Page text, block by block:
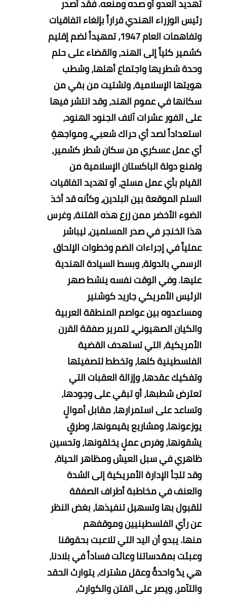
تهديد العدو أو صده ومنعه.فقد أصدر
رئيس الوزراء الهندي قراراً بإلغاء اتفاقيات
وتفاهمات العام 1947، تمهيداً لضم إقليم
كشمير كلياً إلى الهند، والقضاء على حلم
وحدة شطريها واجتماع أهلها، وشطب
هويتها الإسلامية، وتشتيت من بقي من
سكانها في عموم الهند، وقد انتشر فيها
على الفور عشرات آلاف الجنود الهنود،
استعداداً لصد أي حراك شعبي، ومواجهةِ
أي عمل عسكري من سكان شطر كشمير،
ولمنع دولة الباكستان الإسلامية من
القيام بأي عمل مسلح، أو تهديد اتفاقيات
السلم الموقعة بين البلدين، وكأنه قد أخذ
الضوء الأخضر ممن زرع هذه الفتنة، وغرس
هذا الخنجر في صدر المسلمين، ليباشر
عملياً في إجراءات الضم وخطوات الإلحاق
الرسمي بالدولة، وبسط السيادة الهندية
عليها.وفي الوقت نفسه ينشط صهر
الرئيس الأمريكي جاريد كوشنير
ومساعدوه بين عواصم المنطقة العربية
والكيان الصهيوني، لتمرير صفقة القرن
الأمريكية، التي تستهدف القضية
الفلسطينية كلها، وتخطط لتصفيتها
وتفكيك عقدها، وإزالة العقبات التي
تعترض شطبها، أو تبقي على وجودها،
وتساعد على استمرارها، مقابل أموالٍ
يوزعونها، ومشاريع يقيمونها، وطرقٍ
يشقونها، وفرص عملٍ يخلقونها، وتحسين
ظاهري في سبل العيش ومظاهر الحياة،
وقد تلجأ الإدارة الأمريكية إلى الشدة
والعنف في مخاطبة أطراف الصفقة
للقبول بها وتسهيل تنفيذها، بغض النظر
عن رأي الفلسطينيين وموقفهم
منها.يبدو أن اليد التي تلاعبت بحقوقنا
وعبثت بمقدساتنا وعاثت فساداً في بلادنا،
هي يدٌ واحدةٌ وعقل مشترك، يتوارث الحقد
والتآمر، ويصر على الفتن والكوارث،